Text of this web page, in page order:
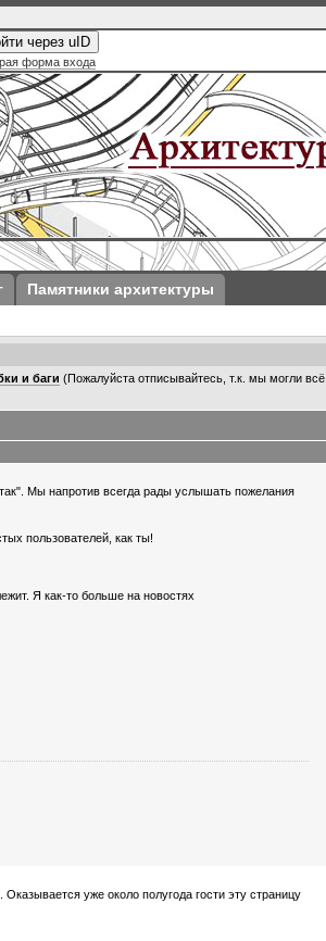
через uID
форма входа
Памятники архитектуры
и баги (Пожалуйста отписывайтесь, т.к. мы могли всё
Мы напротив всегда рады услышать пожелания
пользователей, как ты!
Я как-то больше на новостях
уже около полугода гости эту страницу